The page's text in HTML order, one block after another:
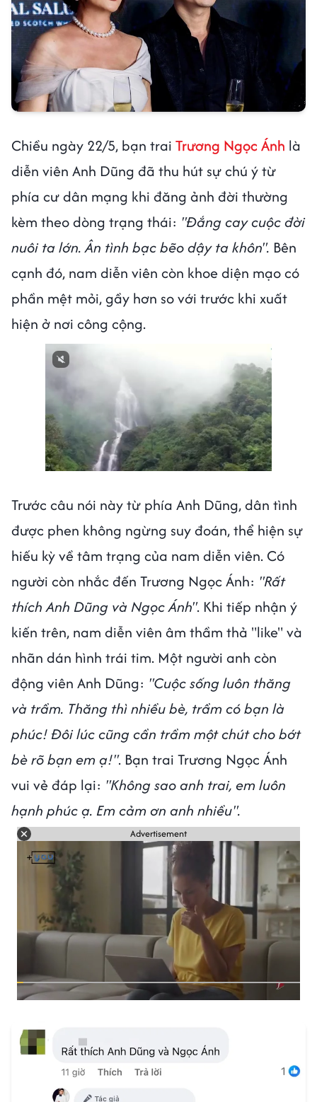
Chiều ngày 22/5, bạn trai Trương Ngọc Ánh là
diễn viên Anh Dũng đã thu hút sự chú ý từ
phía cư dân mạng khi đăng ảnh đời thường
kèm theo dòng trạng thái: "Đắng cay cuộc đời
nuôi ta lớn. Ân tình bạc bẽo dậy ta khôn". Bên
cạnh đó, nam diễn viên còn khoe diện mạo có
phần mệt mỏi, gầy hơn so với trước khi xuất
hiện ở nơi công cộng.
Trước câu nói này từ phía Anh Dũng, dân tình
được phen không ngừng suy đoán, thể hiện sự
hiếu kỳ về tâm trạng của nam diễn viên. Có
người còn nhắc đến Trương Ngọc Ánh: "Rất
thích Anh Dũng và Ngọc Ánh". Khi tiếp nhận ý
kiến trên, nam diễn viên âm thầm thả "like" và
nhãn dán hình trái tim. Một người anh còn
động viên Anh Dũng: "Cuộc sống luôn thăng
và trầm. Thăng thì nhiều bè, trầm có bạn là
phúc! Đôi lúc cũng cần trầm một chút cho bớt
bè rõ bạn em ạ!". Bạn trai Trương Ngọc Ánh
vui vẻ đáp lại: "Không sao anh trai, em luôn
hạnh phúc ạ. Em cảm ơn anh nhiều".
Advertisement